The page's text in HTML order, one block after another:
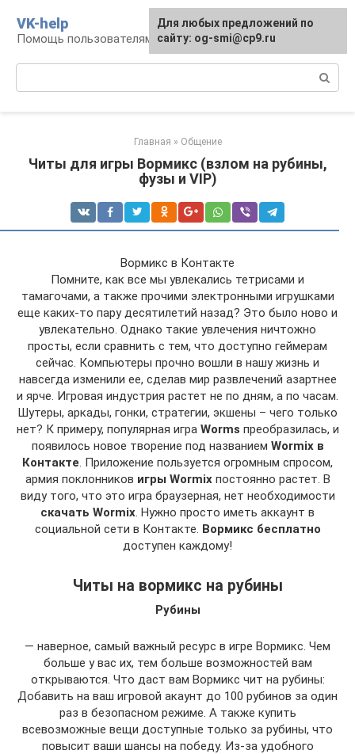
контенту
VK-help
Помощь пользователям соцсети ВКонтакте
Главная » Общение
Читы для игры Вормикс (взлом на рубины,
фузы и VIP)
Вормикс в Контакте
Помните, как все мы увлекались тетрисами и
тамагочами, а также прочими электронными игрушками
еще каких-то пару десятилетий назад? Это было ново и
увлекательно. Однако такие увлечения ничтожно
просты, если сравнить с тем, что доступно геймерам
сейчас. Компьютеры прочно вошли в нашу жизнь и
навсегда изменили ее, сделав мир развлечений азартнее
и ярче. Игровая индустрия растет не по дням, а по часам.
Шутеры, аркады, гонки, стратегии, экшены – чего только
нет? К примеру, популярная игра Worms преобразилась, и
появилось новое творение под названием Wormix в
Контакте. Приложение пользуется огромным спросом,
армия поклонников игры Wormixпостоянно растет. В
виду того, что это игра браузерная, нет необходимости
скачать Wormix. Нужно просто иметь аккаунт в
социальной сети в Контакте. Вормикс бесплатно
доступен каждому!
Читы на вормикс на рубины
Рубины
— наверное, самый важный ресурс в игре Вормикс. Чем
больше у вас их, тем больше возможностей вам
открываются. Что даст вам Вормикс чит на рубины:
Добавить на ваш игровой акаунт до 100 рубинов за один
раз в безопасном режиме. А также купить
всевозможные вещи доступные только за рубины, что
повысит ваши шансы на победу. Из-за удобного
Для любых предложений по
сайту: og-smi@cp9.ru